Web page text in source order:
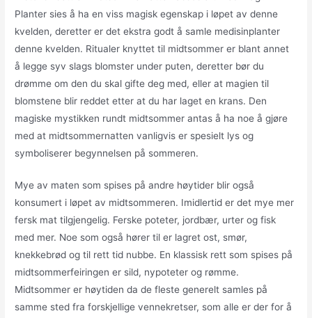
Planter sies å ha en viss magisk egenskap i løpet av denne
kvelden, deretter er det ekstra godt å samle medisinplanter
denne kvelden. Ritualer knyttet til midtsommer er blant annet
å legge syv slags blomster under puten, deretter bør du
drømme om den du skal gifte deg med, eller at magien til
blomstene blir reddet etter at du har laget en krans. Den
magiske mystikken rundt midtsommer antas å ha noe å gjøre
med at midtsommernatten vanligvis er spesielt lys og
symboliserer begynnelsen på sommeren.
Mye av maten som spises på andre høytider blir også
konsumert i løpet av midtsommeren. Imidlertid er det mye mer
fersk mat tilgjengelig. Ferske poteter, jordbær, urter og fisk
med mer. Noe som også hører til er lagret ost, smør,
knekkebrød og til rett tid nubbe. En klassisk rett som spises på
midtsommerfeiringen er sild, nypoteter og rømme.
Midtsommer er høytiden da de fleste generelt samles på
samme sted fra forskjellige vennekretser, som alle er der for å